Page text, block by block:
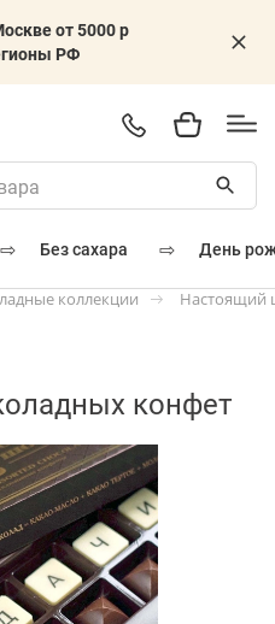
от 5000 р
РФ
⇨ без сахара ⇨ день
коллекции Настоящий
конфет